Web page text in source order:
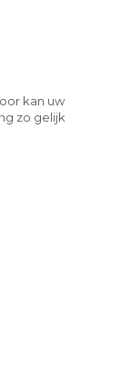
kan uw
zo gelijk